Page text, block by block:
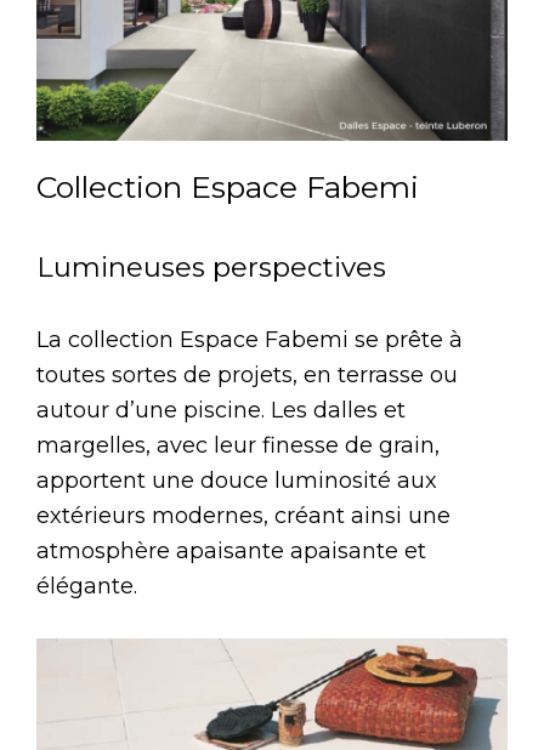
Collection Espace Fabemi
Lumineuses perspectives
La collection Espace Fabemi se prête à
toutes sortes de projets, en terrasse ou
autour d’une piscine. Les dalles et
margelles, avec leur finesse de grain,
apportent une douce luminosité aux
extérieurs modernes, créant ainsi une
atmosphère apaisante apaisante et
élégante.